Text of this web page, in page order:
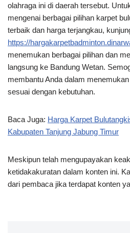
olahraga ini di daerah tersebut.
mengenai berbagai pilihan karpet
terbaik dan harga terjangkau,
https://
menemukan berbagai pilihan dan
langsung ke Bandung Wetan.
membantu Anda dalam
sesuai dengan kebutuhan.
Baca Juga: Harga Karpet
Kabupaten Tanjung Jabung Timur
Meskipun telah mengupayakan
ketidakakuratan dalam konten ini.
dari pembaca jika terdapat konten